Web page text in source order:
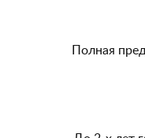
Полная